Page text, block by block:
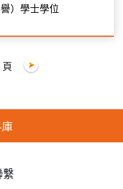
）學士學位
頁